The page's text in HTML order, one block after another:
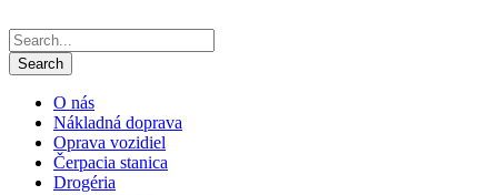
O nás
Nákladná doprava
Oprava vozidiel
Čerpacia stanica
Drogéria